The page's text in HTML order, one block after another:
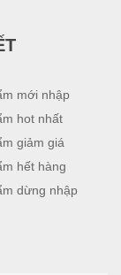
mới nhập
hot nhất
giảm giá
hết hàng
dừng nhập